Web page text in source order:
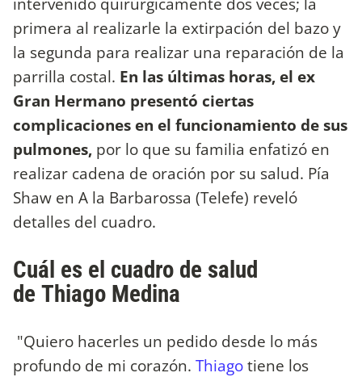
primera al realizarle la extirpación del bazo y
la segunda para realizar una reparación de la
parrilla costal. En las últimas horas, el ex
Gran Hermano presentó ciertas
complicaciones en el funcionamiento de sus
pulmones, por lo que su familia enfatizó en
realizar cadena de oración por su salud. Pía
Shaw en A la Barbarossa (Telefe) reveló
detalles del cuadro.
Cuál es el cuadro de salud
de Thiago Medina
"Quiero hacerles un pedido desde lo más
profundo de mi corazón. Thiagotiene los